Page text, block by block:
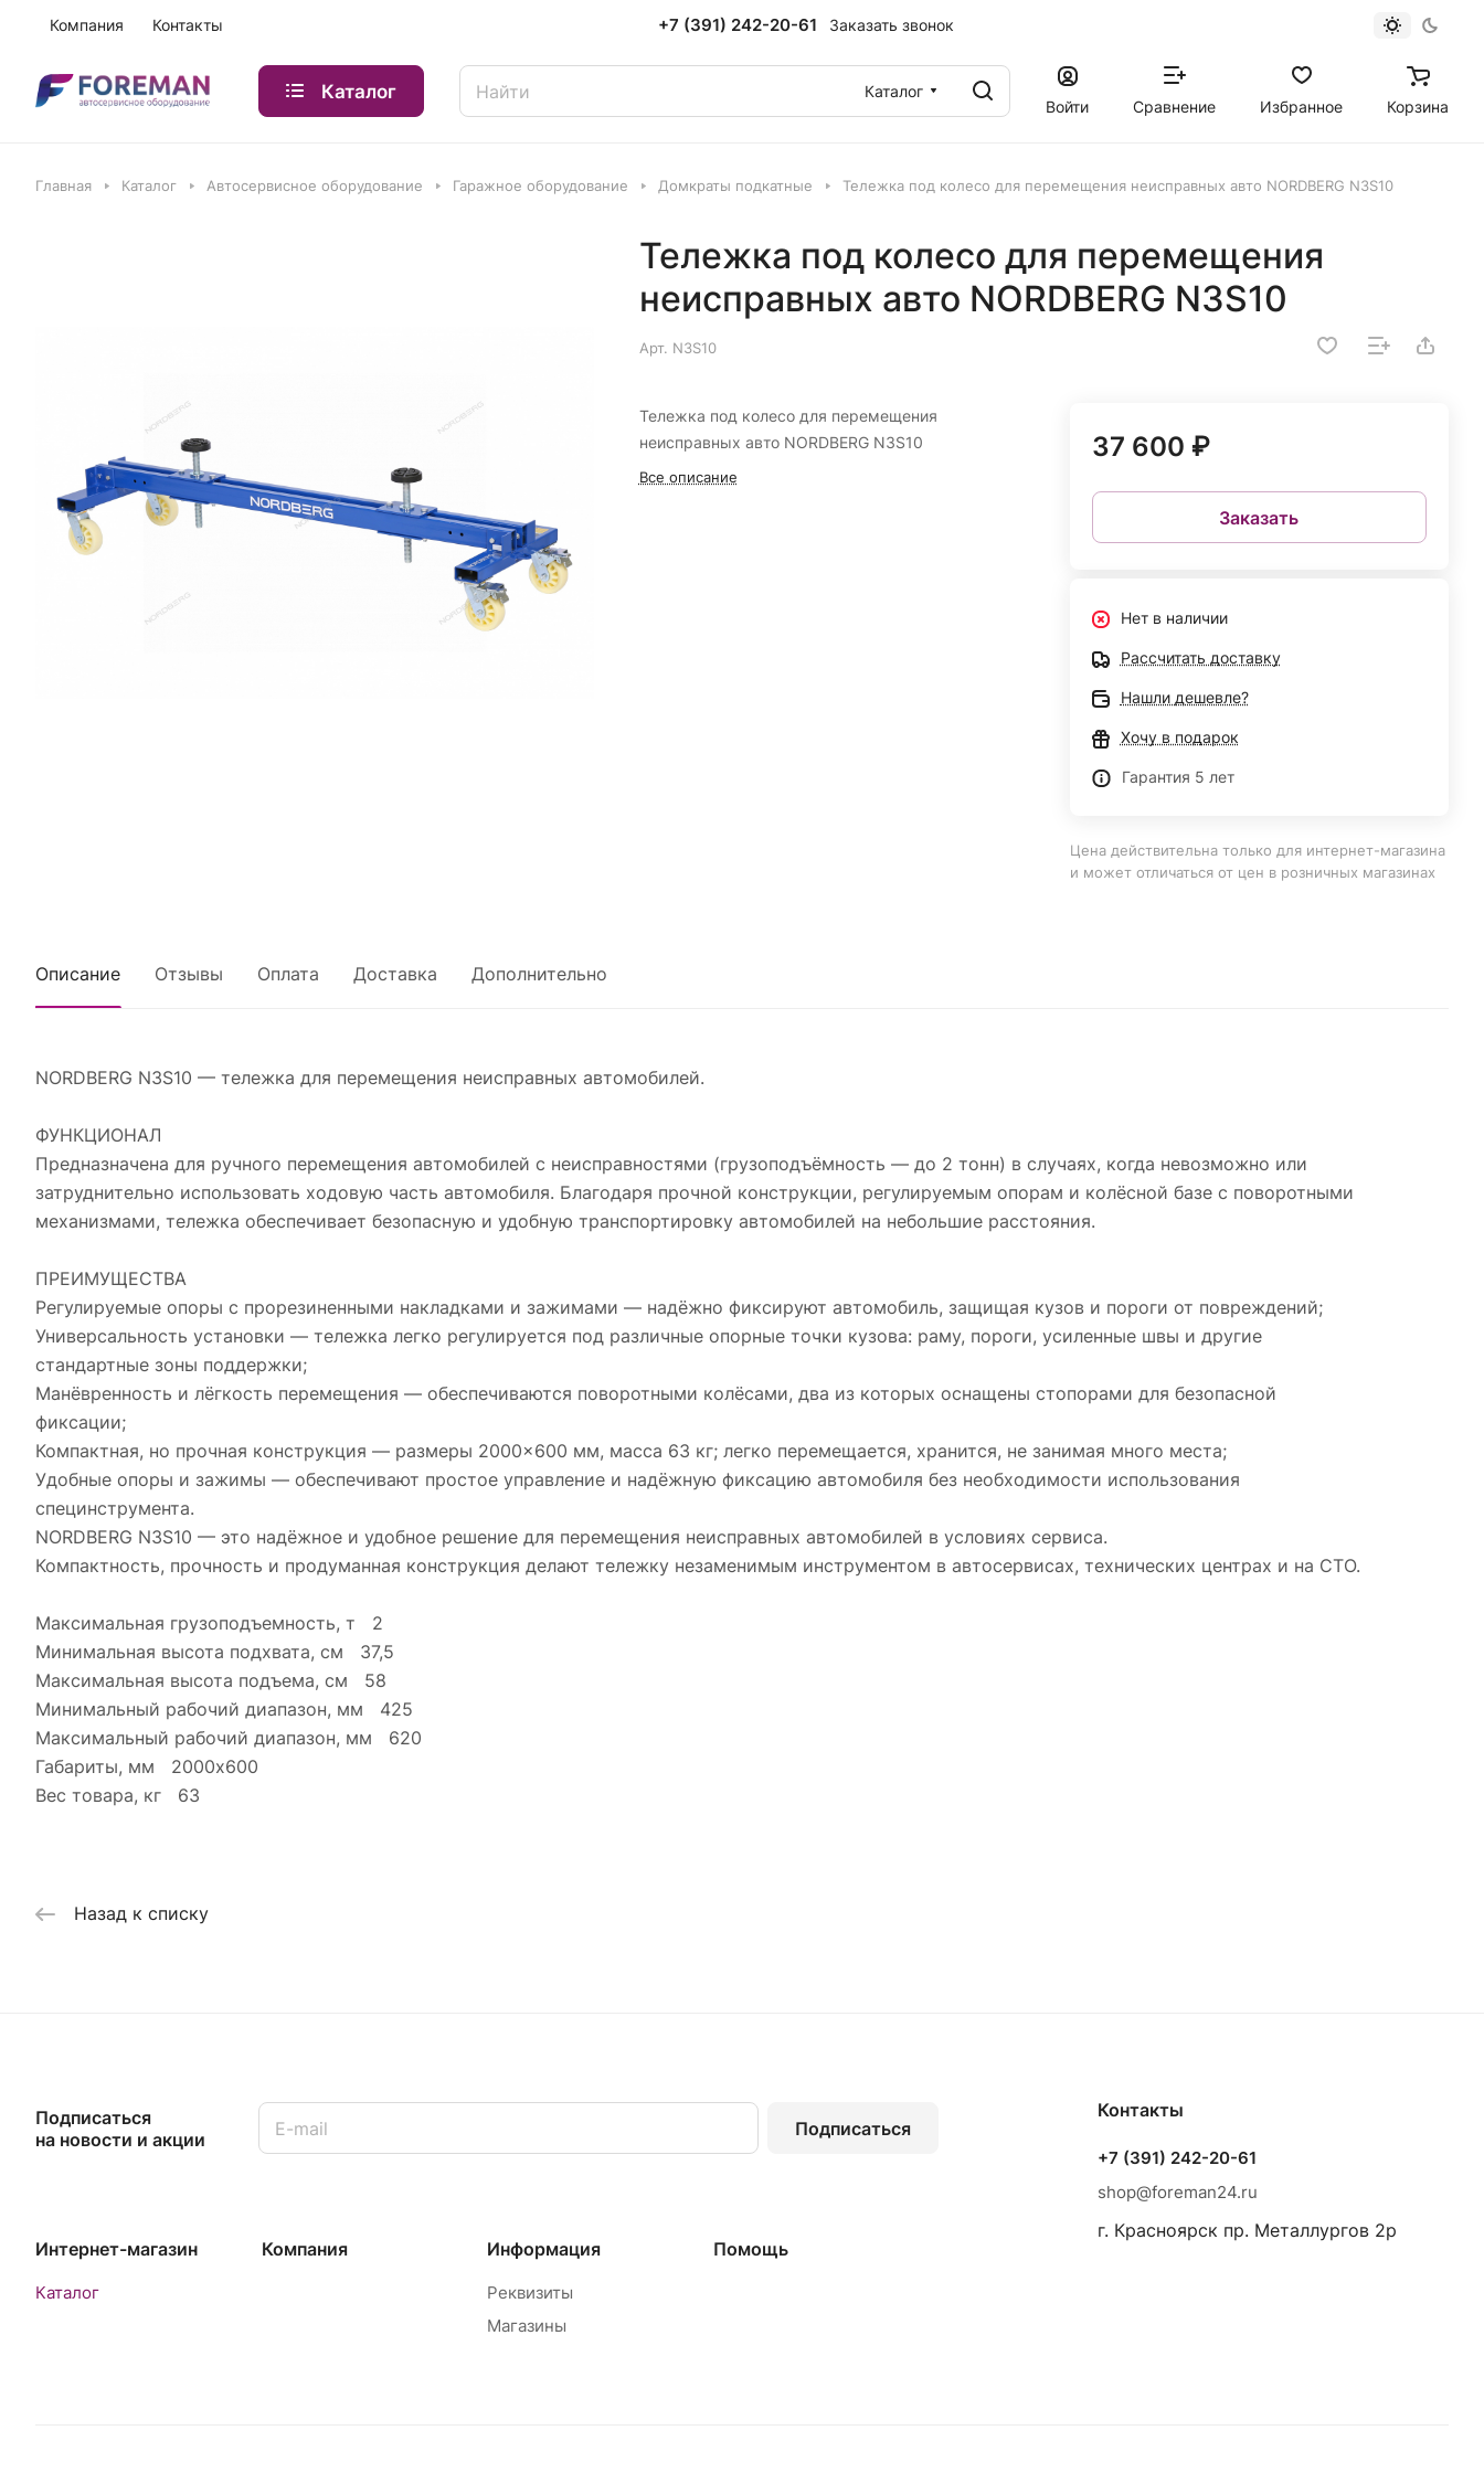
Компания Контакты +7 (391) 242-20-61 Заказать звонок
Каталог
Каталог
Войти
Сравнение Избранное Корзина
Главная Каталог Автосервисное оборудование Гаражное оборудование Домкраты подкатные Тележка под колесо для перемещения неисправных авто NORDBERG N3S10
Тележка под колесо для перемещения
неисправных авто NORDBERG N3S10
Арт. N3S10
Тележка под колесо для перемещения
неисправных авто NORDBERG N3S10
Все описание
37 600 ₽
Заказать
Нет в наличии
Рассчитать доставку
Нашли дешевле?
Хочу в подарок
Гарантия 5 лет
Цена действительна только для интернет-магазина
и может отличаться от цен в розничных магазинах
Описание Отзывы Оплата Доставка Дополнительно
NORDBERG N3S10 — тележка для перемещения неисправных автомобилей.
ФУНКЦИОНАЛ
Предназначена для ручного перемещения автомобилей с неисправностями (грузоподъёмность — до 2 тонн) в случаях, когда невозможно или
затруднительно использовать ходовую часть автомобиля. Благодаря прочной конструкции, регулируемым опорам и колёсной базе с поворотными
механизмами, тележка обеспечивает безопасную и удобную транспортировку автомобилей на небольшие расстояния.
ПРЕИМУЩЕСТВА
Регулируемые опоры с прорезиненными накладками и зажимами — надёжно фиксируют автомобиль, защищая кузов и пороги от повреждений;
Универсальность установки — тележка легко регулируется под различные опорные точки кузова: раму, пороги, усиленные швы и другие
стандартные зоны поддержки;
Манёвренность и лёгкость перемещения — обеспечиваются поворотными колёсами, два из которых оснащены стопорами для безопасной
фиксации;
Компактная, но прочная конструкция — размеры 2000×600 мм, масса 63 кг; легко перемещается, хранится, не занимая много места;
Удобные опоры и зажимы — обеспечивают простое управление и надёжную фиксацию автомобиля без необходимости использования
специнструмента.
NORDBERG N3S10 — это надёжное и удобное решение для перемещения неисправных автомобилей в условиях сервиса.
Компактность, прочность и продуманная конструкция делают тележку незаменимым инструментом в автосервисах, технических центрах и на СТО.
Максимальная грузоподъемность, т 2
Минимальная высота подхвата, см 37,5
Максимальная высота подъема, см 58
Минимальный рабочий диапазон, мм 425
Максимальный рабочий диапазон, мм 620
Габариты, мм 2000х600
Вес товара, кг 63
Назад к списку
Подписаться
на новости и акции
Подписаться
Интернет-магазин
Каталог
Компания Информация
Реквизиты
Магазины
Помощь
Контакты
+7 (391) 242-20-61
shop@foreman24.ru
г. Красноярск пр. Металлургов 2р